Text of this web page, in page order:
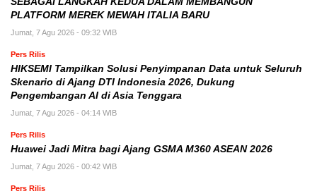
PLATFORM MEREK MEWAH ITALIA BARU
Jumat, 7 Agu 2026 - 09:32 WIB
Pers Rilis
HIKSEMI Tampilkan Solusi Penyimpanan Data untuk Seluruh
Skenario di Ajang DTI Indonesia 2026, Dukung
Pengembangan AI di Asia Tenggara
Jumat, 7 Agu 2026 - 04:14 WIB
Pers Rilis
Huawei Jadi Mitra bagi Ajang GSMA M360 ASEAN 2026
Jumat, 7 Agu 2026 - 00:42 WIB
Pers Rilis